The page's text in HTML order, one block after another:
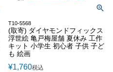
T10-5568
(取寄) ダイヤモンドフィックス
浮世絵 亀戸梅屋舗 夏休み 工作
キット 小学生 初心者 子供 子ど
も 絵画
¥1,760税込